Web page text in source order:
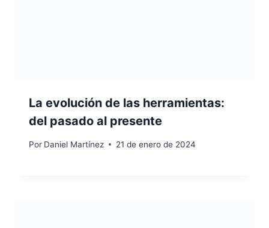
La evolución de las herramientas:
del pasado al presente
Por Daniel Martínez 21 de enero de 2024